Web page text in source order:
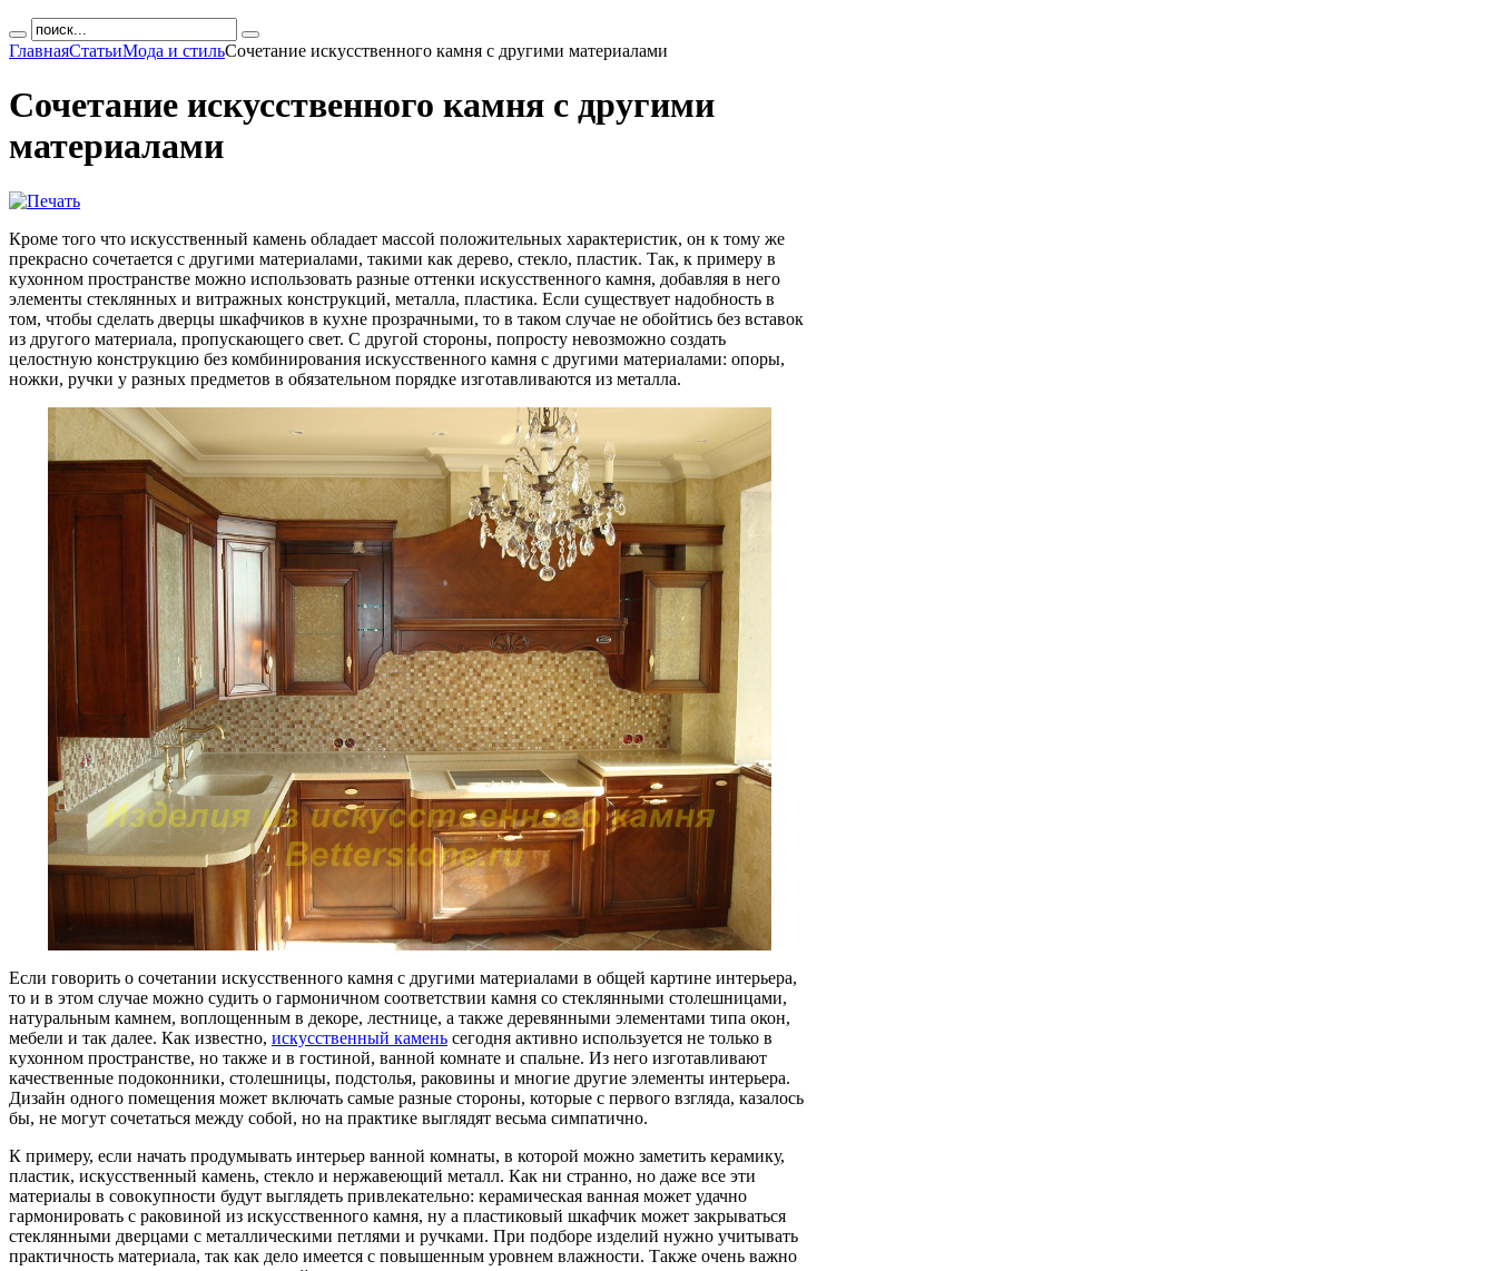
ГлавнаяСтатьиМода и стильСочетание искусственного камня с другими материалами
Сочетание искусственного камня с другими
материалами
Кроме того что искусственный камень обладает массой положительных характеристик, он к тому же
прекрасно сочетается с другими материалами, такими как дерево, стекло, пластик. Так, к примеру в
кухонном пространстве можно использовать разные оттенки искусственного камня, добавляя в него
элементы стеклянных и витражных конструкций, металла, пластика. Если существует надобность в
том, чтобы сделать дверцы шкафчиков в кухне прозрачными, то в таком случае не обойтись без вставок
из другого материала, пропускающего свет. С другой стороны, попросту невозможно создать
целостную конструкцию без комбинирования искусственного камня с другими материалами: опоры,
ножки, ручки у разных предметов в обязательном порядке изготавливаются из металла.
Если говорить о сочетании искусственного камня с другими материалами в общей картине интерьера,
то и в этом случае можно судить о гармоничном соответствии камня со стеклянными столешницами,
натуральным камнем, воплощенным в декоре, лестнице, а также деревянными элементами типа окон,
мебели и так далее. Как известно, искусственный камень сегодня активно используется не только в
кухонном пространстве, но также и в гостиной, ванной комнате и спальне. Из него изготавливают
качественные подоконники, столешницы, подстолья, раковины и многие другие элементы интерьера.
Дизайн одного помещения может включать самые разные стороны, которые с первого взгляда, казалось
бы, не могут сочетаться между собой, но на практике выглядят весьма симпатично.
К примеру, если начать продумывать интерьер ванной комнаты, в которой можно заметить керамику,
пластик, искусственный камень, стекло и нержавеющий металл. Как ни странно, но даже все эти
материалы в совокупности будут выглядеть привлекательно: керамическая ванная может удачно
гармонировать с раковиной из искусственного камня, ну а пластиковый шкафчик может закрываться
стеклянными дверцами с металлическими петлями и ручками. При подборе изделий нужно учитывать
практичность материала, так как дело имеется с повышенным уровнем влажности. Также очень важно